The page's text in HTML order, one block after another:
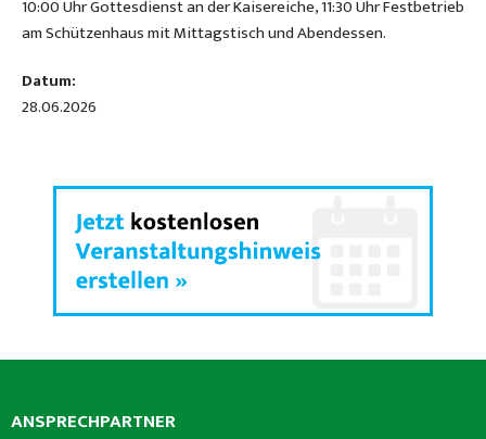
10:00 Uhr Gottesdienst an der Kaisereiche, 11:30 Uhr Festbetrieb
am Schützenhaus mit Mittagstisch und Abendessen.
Datum:
28.06.2026
ANSPRECHPARTNER